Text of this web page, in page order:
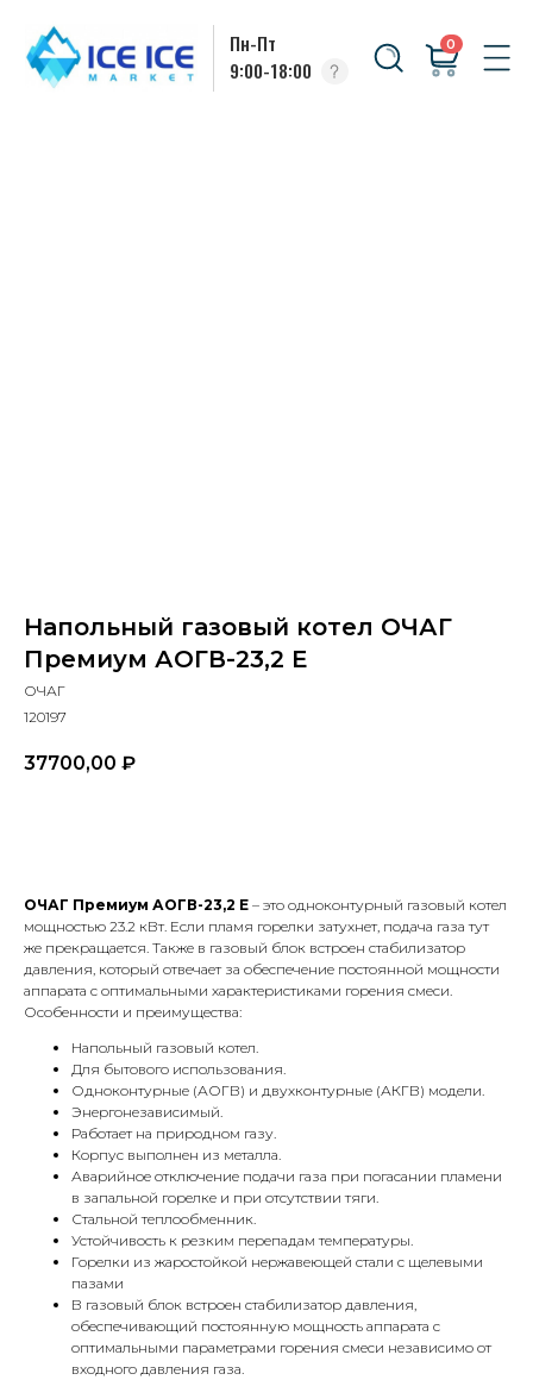
9:00-18:00
Напольный газовый котел ОЧАГ
Премиум АОГВ-23,2 Е
ОЧАГ
120197
37700,00 ₽
ОЧАГ Премиум АОГВ-23,2 Е – это одноконтурный газовый котел
мощностью 23.2 кВт. Если пламя горелки затухнет, подача газа тут
же прекращается. Также в газовый блок встроен стабилизатор
давления, который отвечает за обеспечение постоянной мощности
аппарата с оптимальными характеристиками горения смеси.
Особенности и преимущества:
Напольный газовый котел.
Для бытового использования.
Одноконтурные (АОГВ) и двухконтурные (АКГВ) модели.
Энергонезависимый.
Работает на природном газу.
Корпус выполнен из металла.
Аварийное отключение подачи газа при погасании пламени
в запальной горелке и при отсутствии тяги.
Стальной теплообменник.
Устойчивость к резким перепадам температуры.
Горелки из жаростойкой нержавеющей стали с щелевыми
пазами
В газовый блок встроен стабилизатор давления,
обеспечивающий постоянную мощность аппарата с
оптимальными параметрами горения смеси независимо от
входного давления газа.
КОНТАКТЫ